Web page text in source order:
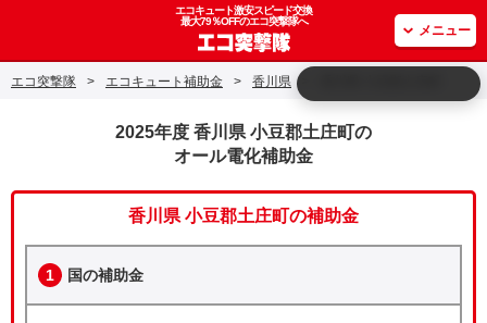
エコキュート激安スピード交換
最大79％OFFのエコ突撃隊へ
メニュー
エコ突撃隊 > エコキュート補助金 > 香川県
2025年度 香川県 小豆郡土庄町の
オール電化補助金
香川県 小豆郡土庄町の補助金
1 国の補助金